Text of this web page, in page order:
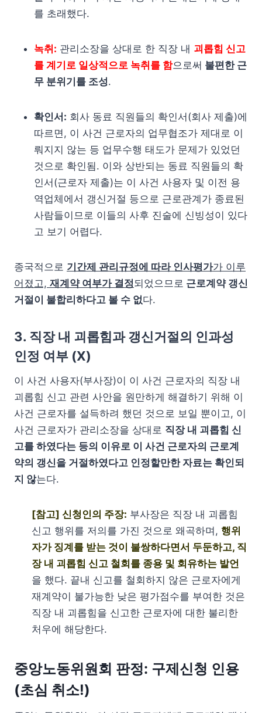
를 초래했다.
녹취: 관리소장을 상대로 한 직장 내 괴롭힘 신고
를 계기로 일상적으로 녹취를 함으로써 불편한 근
무 분위기를 조성.
확인서: 회사 동료 직원들의 확인서(회사 제출)에
따르면, 이 사건 근로자의 업무협조가 제대로 이
뤄지지 않는 등 업무수행 태도가 문제가 있었던
것으로 확인됨. 이와 상반되는 동료 직원들의 확
인서(근로자 제출)는 이 사건 사용자 및 이전 용
역업체에서 갱신거절 등으로 근로관계가 종료된
사람들이므로 이들의 사후 진술에 신빙성이 있다
고 보기 어렵다.
종국적으로 기간제 관리규정에 따라 인사평가가 이루
어졌고, 재계약 여부가 결정되었으므로 근로계약 갱신
거절이 불합리하다고 볼 수 없다.
3. 직장 내 괴롭힘과 갱신거절의 인과성
인정 여부 (X)
이 사건 사용자(부사장)이 이 사건 근로자의 직장 내
괴롭힘 신고 관련 사안을 원만하게 해결하기 위해 이
사건 근로자를 설득하려 했던 것으로 보일 뿐이고, 이
사건 근로자가 관리소장을 상대로 직장 내 괴롭힘 신
고를 하였다는 등의 이유로 이 사건 근로자의 근로계
약의 갱신을 거절하였다고 인정할만한 자료는 확인되
지 않는다.
[참고] 신청인의 주장: 부사장은 직장 내 괴롭힘
신고 행위를 저의를 가진 것으로 왜곡하며, 행위
자가 징계를 받는 것이 불쌍하다면서 두둔하고, 직
장 내 괴롭힘 신고 철회를 종용 및 회유하는 발언
을 했다. 끝내 신고를 철회하지 않은 근로자에게
재계약이 불가능한 낮은 평가점수를 부여한 것은
직장 내 괴롭힘을 신고한 근로자에 대한 불리한
처우에 해당한다.
중앙노동위원회 판정: 구제신청 인용
(초심 취소!)